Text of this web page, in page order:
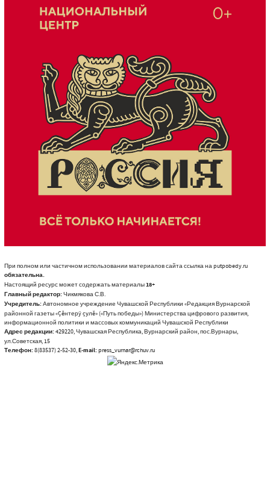
При полном или частичном использовании материалов сайта ссылка на putpobedy.ru
обязательна.
Настоящий ресурс может содержать материалы18+
Главный редактор:Чикмякова С.В.
Учредитель:Автономное учреждение Чувашской Республики «Редакция Вурнарской
районной газеты «Çĕнтерÿ çулĕ» («Путь победы») Министерства цифрового развития,
информационной политики и массовых коммуникаций Чувашской Республики
Адрес редакции:429220, Чувашская Республика, Вурнарский район, пос.Вурнары,
ул.Советская, 15
Телефон:8(83537) 2-52-30,E-mail:press_vurnar@rchuv.ru